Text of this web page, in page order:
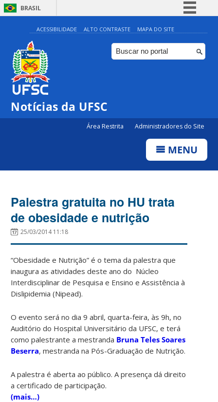
BRASIL
Simplifique!
Comunica BR
Participe
ACESSIBILIDADE ALTO CONTRASTE MAPA DO SITE
Notícias da UFSC
Área Restrita Administradores do Site
MENU
Palestra gratuita no HU trata
de obesidade e nutrição
25/03/2014 11:18
“Obesidade e Nutrição” é o tema da palestra que
inaugura as atividades deste ano do Núcleo
Interdisciplinar de Pesquisa e Ensino e Assistência à
Dislipidemia (Nipead).
O evento será no dia 9 abril, quarta-feira, às 9h, no
Auditório do Hospital Universitário da UFSC, e terá
como palestrante a mestranda Bruna Teles Soares
Beserra, mestranda na Pós-Graduação de Nutrição.
A palestra é aberta ao público. A presença dá direito
a certificado de participação.
(mais…)